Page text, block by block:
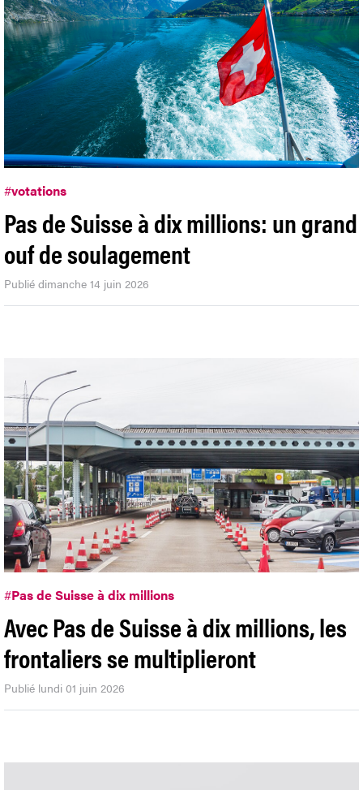
#votations
Pas de Suisse à dix millions: un grand
ouf de soulagement
Publié dimanche 14 juin 2026
#Pas de Suisse à dix millions
Avec Pas de Suisse à dix millions, les
frontaliers se multiplieront
Publié lundi 01 juin 2026